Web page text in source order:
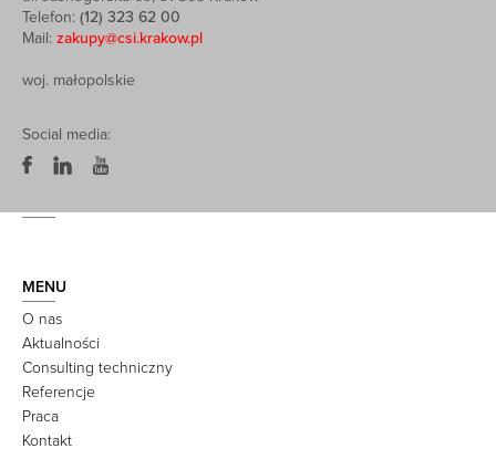
Telefon: (12) 323 62 00
Mail: zakupy@csi.krakow.pl
woj. małopolskie
Social media:
MENU
O nas
Aktualności
Consulting techniczny
Referencje
Praca
Kontakt